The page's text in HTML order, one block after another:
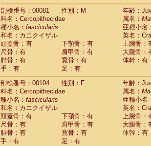
剖検番号：00081
性別：M
年齢：
科名：Cercopithecidae
属名：
種小名： fascicularis
亜種小名
和名：カニクイザル
英名：
頭蓋骨：有
下顎骨：有
上腕骨：
尺骨：有
肩甲骨：有
大腿骨：
腓骨：有
寛骨：有
体幹：有
手：有
足：有
剖検番号：00104
性別：F
年齢：
科名：Cercopithecidae
属名：
種小名： fascicularis
亜種小名
和名：カニクイザル
英名：
頭蓋骨：有
下顎骨：有
上腕骨：
尺骨：有
肩甲骨：有
大腿骨：
腓骨：有
寛骨：有
体幹：有
手：有
足：有